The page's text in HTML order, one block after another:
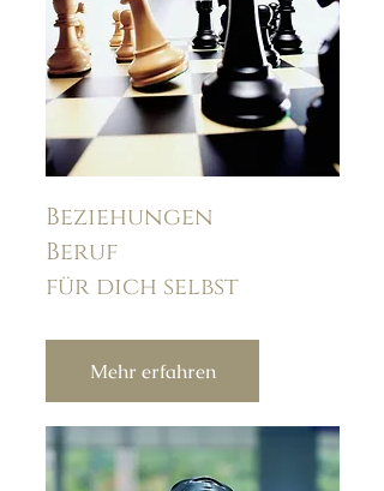
Beziehungen
Beruf
für dich selbst
Mehr erfahren